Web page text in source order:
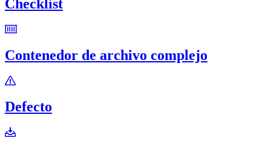
Checklist
Contenedor de archivo complejo
Defecto